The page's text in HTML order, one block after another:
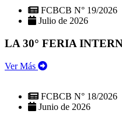
FCBCB N° 19/2026
Julio de 2026
LA 30° FERIA
Ver Más
FCBCB N° 18/2026
Junio de 2026